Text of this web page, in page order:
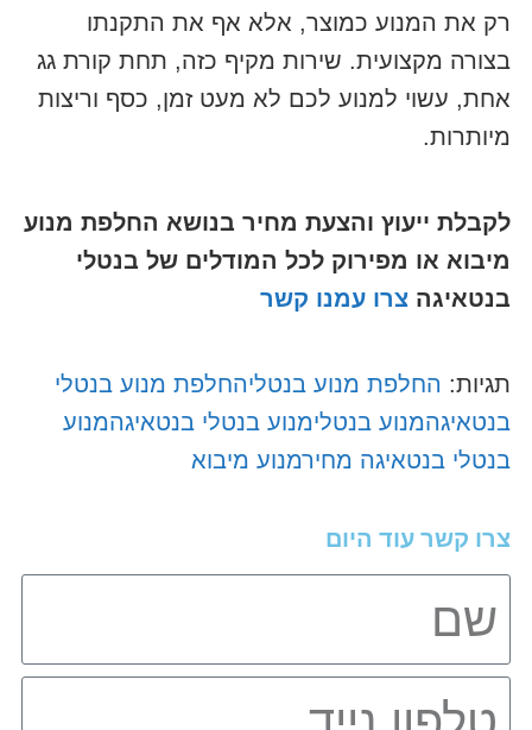
רק את המנוע כמוצר, אלא אף את התקנתו
בצורה מקצועית. שירות מקיף כזה, תחת קורת גג
אחת, עשוי למנוע לכם לא מעט זמן, כסף וריצות
מיותרות.
לקבלת ייעוץ והצעת מחיר בנושא החלפת מנוע
מיבוא או מפירוק לכל המודלים של בנטלי
בנטאיגה צרו עמנו קשר
תגיות: החלפת מנוע בנטליהחלפת מנוע בנטלי
בנטאיגהמנוע בנטלימנוע בנטלי בנטאיגהמנוע
בנטלי בנטאיגה מחירמנוע מיבוא
צרו קשר עוד היום